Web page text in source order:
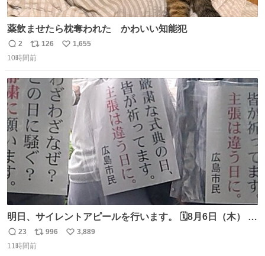
薬飲ませたら枕奪われた かわいい知能犯
返
信
2
リ
ポ
ト
数
126
い
数
1,655
10時間前
明日、サイレントアピールを行います。 🗓️8月6日（木） ⏰
[時間]7：45 集合 📍[場所]元安橋本通(東)側、観光船乗り場
前ベンチ周辺 声は上げません。ただ、静かに立ちます。お
返
信
23
リ
ポ
996
い
3,889
11時間前